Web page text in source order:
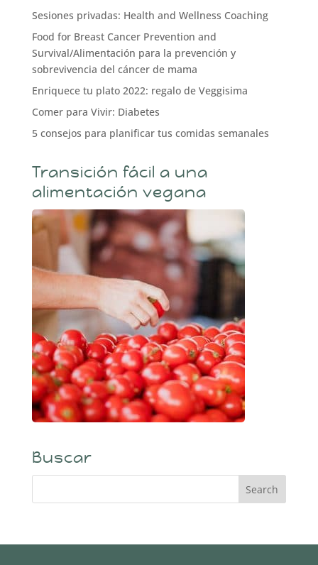
Sesiones privadas: Health and Wellness Coaching
Food for Breast Cancer Prevention and
Survival/Alimentación para la prevención y
sobrevivencia del cáncer de mama
Enriquece tu plato 2022: regalo de Veggisima
Comer para Vivir: Diabetes
5 consejos para planificar tus comidas semanales
Transición fácil a una
alimentación vegana
Buscar